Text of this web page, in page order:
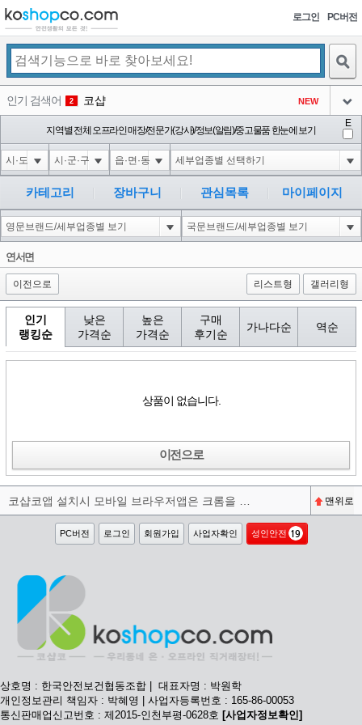
로그인 PC버전
인기 검색어 2 코샵 NEW
3 익스
아이콘
4 미끄럼방지
아이콘
5 대성설렁탕
아이콘
-16
6 1-1 waitfor delay '0:0:15' --
아이콘
-1
1
지역별 전체 오프라인 매장/전문가(강사)/정보(알림)/중고물품 한눈에 보기
E
카테고리 장바구니 관심목록 마이페이지
연서면
이전으로 리스트형 갤러리형
인기
랭킹순
낮은
가격순
높은
가격순
구매
후기순
가나다순 역순
상품이 없습니다.
이전으로
맨위로
PC버전 로그인 회원가입 사업자확인 성인안전
상호명 : 한국안전보건협동조합 | 대표자명 : 박원학
개인정보관리 책임자 : 박혜영 | 사업자등록번호 : 165-86-00053
통신판매업신고번호 : 제2015-인천부평-0628호 [사업자정보확인]